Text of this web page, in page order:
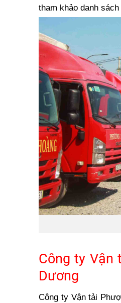
tham khảo danh sách
Công ty Vận
Dương
Công ty Vận tải